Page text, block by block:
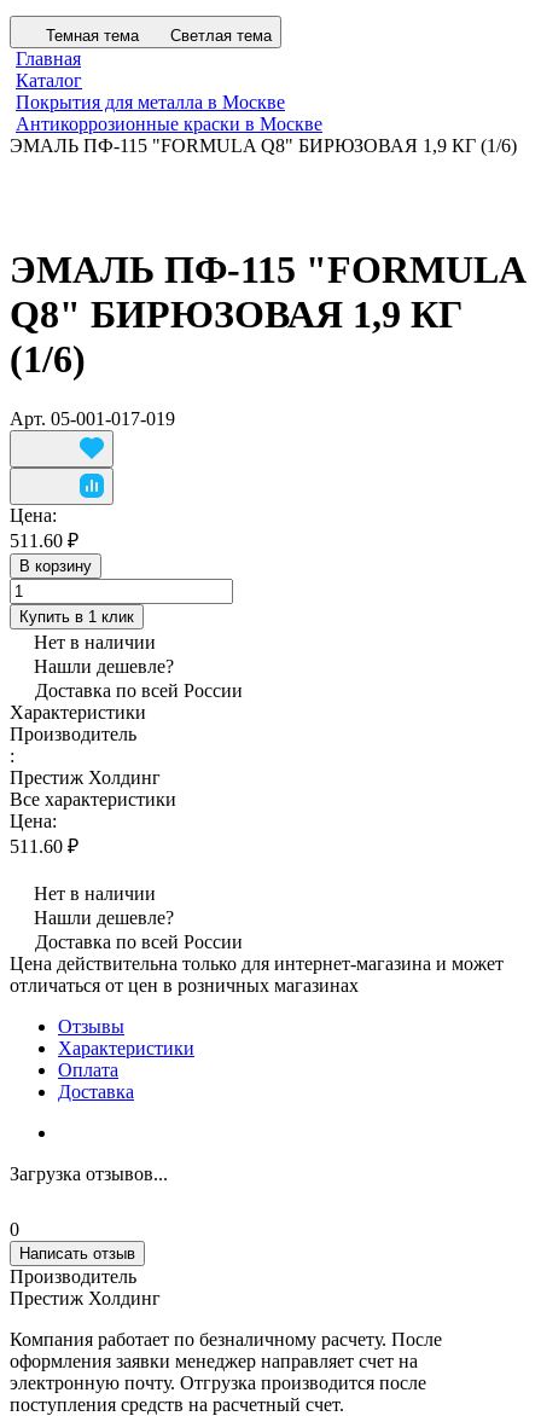
Темная тема Светлая тема
Главная
Каталог
Покрытия для металла в Москве
Антикоррозионные краски в Москве
ЭМАЛЬ ПФ-115 "FORMULA Q8" БИРЮЗОВАЯ 1,9 КГ (1/6)
ЭМАЛЬ ПФ-115 "FORMULA
Q8" БИРЮЗОВАЯ 1,9 КГ
(1/6)
Арт. 05-001-017-019
Цена:
511.60 ₽
В корзину
Купить в 1 клик
Нет в наличии
Нашли дешевле?
Доставка по всей России
Характеристики
Производитель
:
Престиж Холдинг
Все характеристики
Цена:
511.60 ₽
Нет в наличии
Нашли дешевле?
Доставка по всей России
Цена действительна только для интернет-магазина и может
отличаться от цен в розничных магазинах
Отзывы
Характеристики
Оплата
Доставка
Загрузка отзывов...
0
Написать отзыв
Производитель
Престиж Холдинг
Компания работает по безналичному расчету. После
оформления заявки менеджер направляет счет на
электронную почту. Отгрузка производится после
поступления средств на расчетный счет.